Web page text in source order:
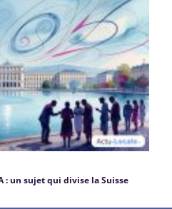
un sujet qui divise la Suisse